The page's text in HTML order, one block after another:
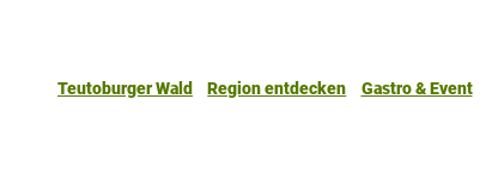
Teutoburger Wald Region entdecken Gastro & Event